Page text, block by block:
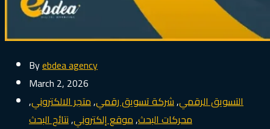
Byebdea agency
March 2, 2026
التسويق الرقمي,شركة تسويق رقمي,متجر الالكتروني,
محركات البحث,موقع إلكتروني,نتائج البحث